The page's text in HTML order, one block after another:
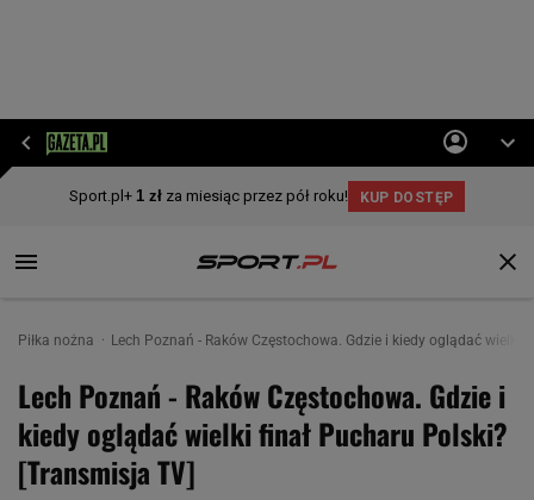
Piłka nożna Lech Poznań - Raków Częstochowa. Gdzie i kiedy oglądać wielki
Lech Poznań - Raków Częstochowa. Gdzie i
kiedy oglądać wielki finał Pucharu Polski?
[Transmisja TV]